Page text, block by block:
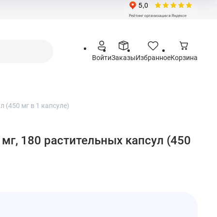
ВойтиЗаказыИзбранноеКорзина
(450 мг в 1 капсуле)
180 растительных капсул (450